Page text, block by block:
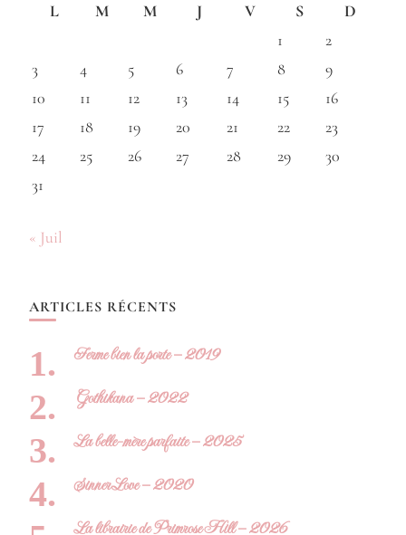
L
M M J V S
D
1
2
3
4 5 6 7 8
9
10
11 12 13 14 15
16
17
18 19 20 21 22
23
24
25 26 27 28 29
30
31
« Juil
ARTICLES RÉCENTS
Ferme bien la porte – 2019
Gothikana – 2022
La belle-mère parfaite – 2025
Sinner Love – 2020
La librairie de Primrose Hill – 2026